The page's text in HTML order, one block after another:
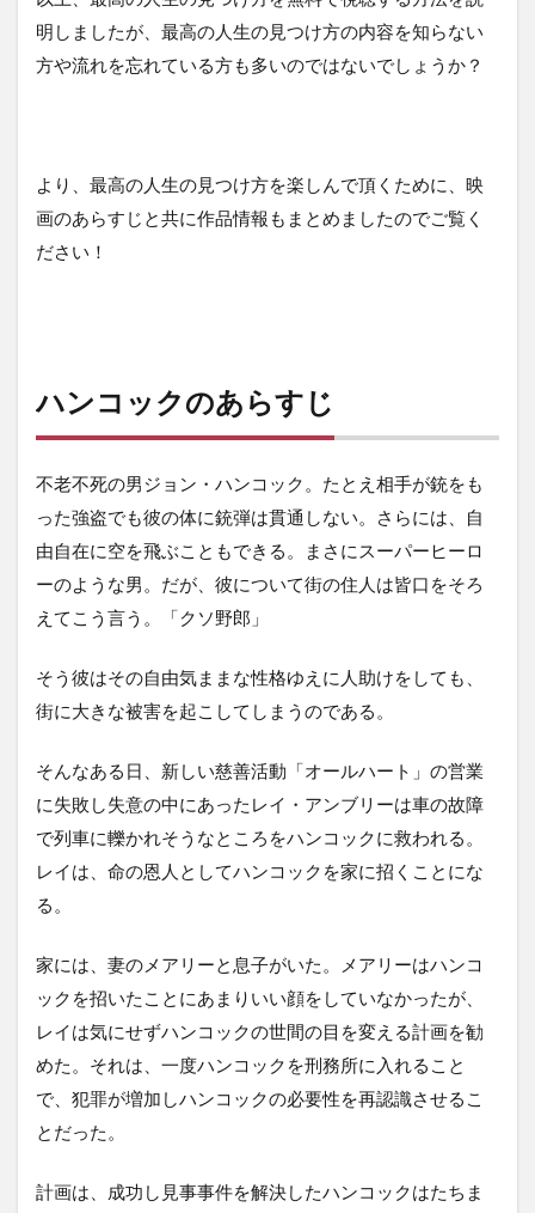
明しましたが、最高の人生の見つけ方の内容を知らない
方や流れを忘れている方も多いのではないでしょうか？
より、最高の人生の見つけ方を楽しんで頂くために、映
画のあらすじと共に作品情報もまとめましたのでご覧く
ださい！
ハンコックのあらすじ
不老不死の男ジョン・ハンコック。たとえ相手が銃をも
った強盗でも彼の体に銃弾は貫通しない。さらには、自
由自在に空を飛ぶこともできる。まさにスーパーヒーロ
ーのような男。だが、彼について街の住人は皆口をそろ
えてこう言う。「クソ野郎」
そう彼はその自由気ままな性格ゆえに人助けをしても、
街に大きな被害を起こしてしまうのである。
そんなある日、新しい慈善活動「オールハート」の営業
に失敗し失意の中にあったレイ・アンブリーは車の故障
で列車に轢かれそうなところをハンコックに救われる。
レイは、命の恩人としてハンコックを家に招くことにな
る。
家には、妻のメアリーと息子がいた。メアリーはハンコ
ックを招いたことにあまりいい顔をしていなかったが、
レイは気にせずハンコックの世間の目を変える計画を勧
めた。それは、一度ハンコックを刑務所に入れること
で、犯罪が増加しハンコックの必要性を再認識させるこ
とだった。
計画は、成功し見事事件を解決したハンコックはたちま